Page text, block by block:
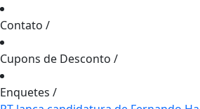
Contato /
Cupons de Desconto /
Enquetes /